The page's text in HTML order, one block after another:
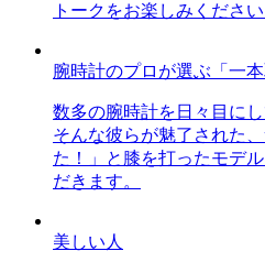
トークをお楽しみください
腕時計のプロが選ぶ「一本
数多の腕時計を日々目に
そんな彼らが魅了された
た！」と膝を打ったモデ
だきます。
美しい人